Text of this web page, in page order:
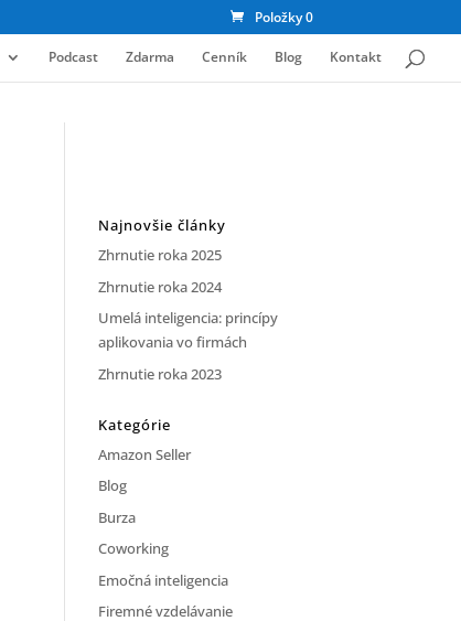
Položky 0
Podcast Zdarma Cenník Blog Kontakt
Najnovšie články
Zhrnutie roka 2025
Zhrnutie roka 2024
Umelá inteligencia: princípy
aplikovania vo firmách
Zhrnutie roka 2023
Kategórie
Amazon Seller
Blog
Burza
Coworking
Emočná inteligencia
Firemné vzdelávanie